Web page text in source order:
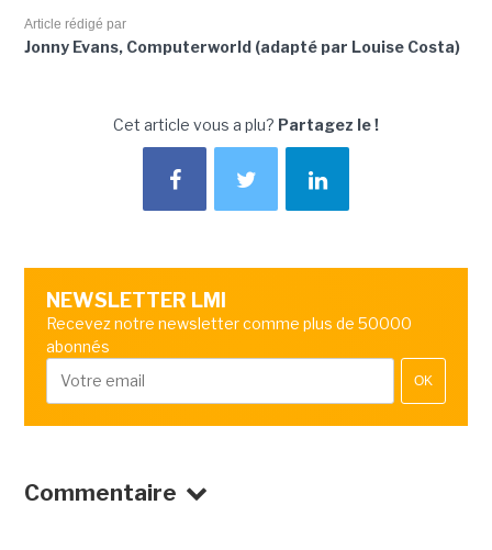
Article rédigé par
Jonny Evans, Computerworld (adapté par Louise Costa)
Cet article vous a plu? Partagez le !
NEWSLETTER LMI
Recevez notre newsletter comme plus de 50000
abonnés
OK
Commentaire